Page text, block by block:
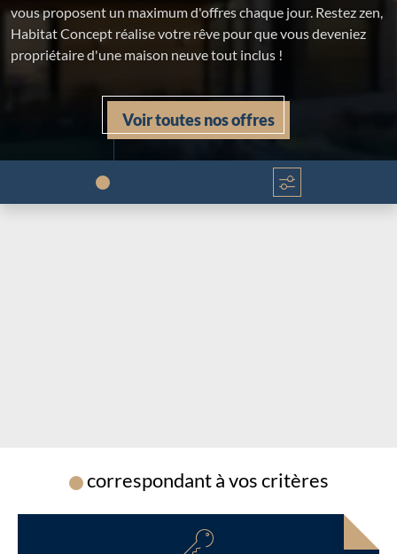
vous proposent un maximum d'offres chaque jour. Restez zen,
Habitat Concept réalise votre rêve pour que vous deveniez
propriétaire d'une maison neuve tout inclus !
Voir toutes nos offres
Chargement...
Chargement...
correspondant à vos critères